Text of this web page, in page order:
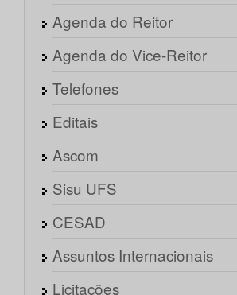
Agenda do Reitor
Agenda do Vice-Reitor
Telefones
Editais
Ascom
Sisu UFS
CESAD
Assuntos Internacionais
Licitações